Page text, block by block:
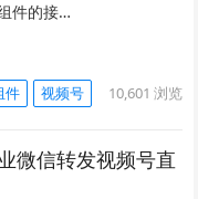
件的接…
件
视频号 10,601 浏览
微信转发视频号直